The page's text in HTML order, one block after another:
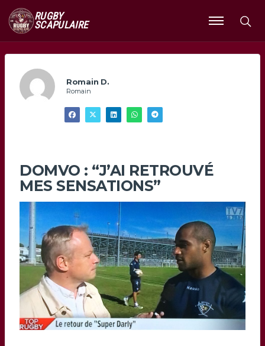
RUGBY
SCAPULAIRE
Ouvrir
le
Romain D.
Romain
DOMVO : “J’AI RETROUVÉ
MES SENSATIONS”